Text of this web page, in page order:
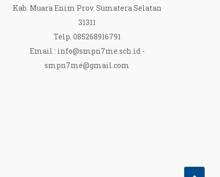
Kab. Muara Enim Prov. Sumatera Selatan
31311
Telp. 085268916791
Email : info@smpn7me.sch.id-
smpn7me@gmail.com